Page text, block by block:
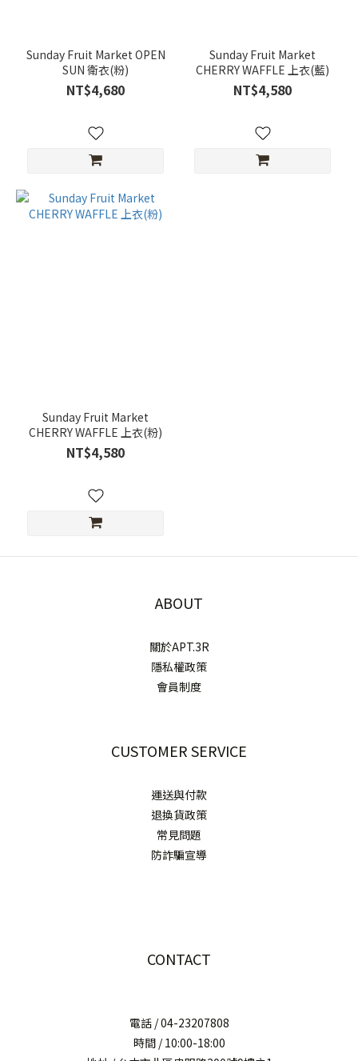
Sunday Fruit Market OPEN
SUN 衛衣(粉)
NT$4,680
Sunday Fruit Market
CHERRY WAFFLE 上衣(藍)
NT$4,580
Sunday Fruit Market
CHERRY WAFFLE 上衣(粉)
NT$4,580
ABOUT
關於APT.3R
隱私權政策
會員制度
CUSTOMER SERVICE
運送與付款
退換貨政策
常見問題
防詐騙宣導
CONTACT
電話 / 04-23207808
時間 / 10:00-18:00